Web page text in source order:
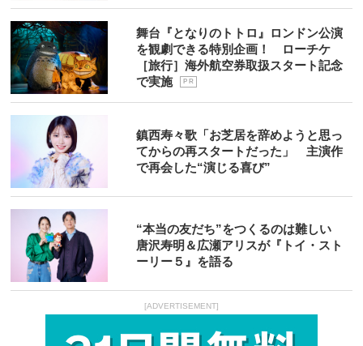
舞台『となりのトトロ』ロンドン公演
を観劇できる特別企画！ ローチケ
［旅行］海外航空券取扱スタート記念
で実施
P R
鎮西寿々歌「お芝居を辞めようと思っ
てからの再スタートだった」 主演作
で再会した“演じる喜び”
“本当の友だち”をつくるのは難しい
唐沢寿明＆広瀬アリスが『トイ・スト
ーリー５』を語る
[ADVERTISEMENT]